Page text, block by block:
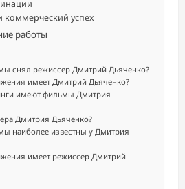
успех
работы
снял режиссер Дмитрий Дьяченко?
имеет Дмитрий Дьяченко?
имеют фильмы Дмитрия
Дмитрия Дьяченко?
наиболее известны у Дмитрия
имеет режиссер Дмитрий